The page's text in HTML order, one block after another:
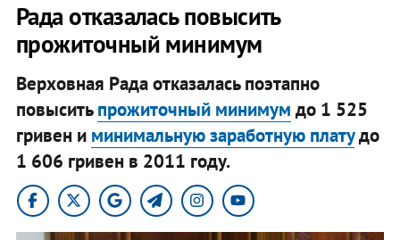
​Рада отказалась повысить
прожиточный минимум
Верховная Рада отказалась поэтапно
повыситьпрожиточный минимум до 1 525
гривен и минимальную заработную платудо
1 606 гривен в 2011 году.